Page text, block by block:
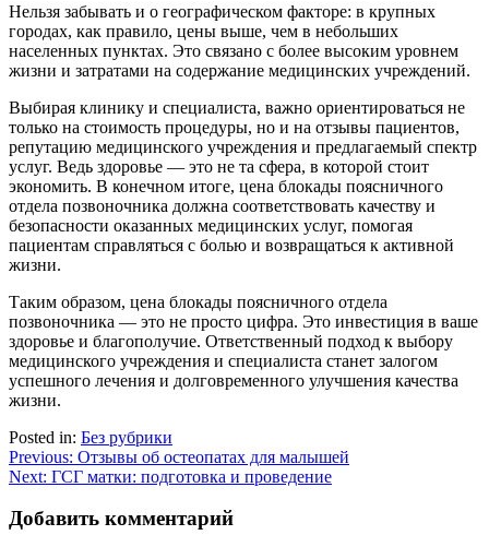
Нельзя забывать и о географическом факторе: в крупных
городах, как правило, цены выше, чем в небольших
населенных пунктах. Это связано с более высоким уровнем
жизни и затратами на содержание медицинских учреждений.
Выбирая клинику и специалиста, важно ориентироваться не
только на стоимость процедуры, но и на отзывы пациентов,
репутацию медицинского учреждения и предлагаемый спектр
услуг. Ведь здоровье — это не та сфера, в которой стоит
экономить. В конечном итоге, цена блокады поясничного
отдела позвоночника должна соответствовать качеству и
безопасности оказанных медицинских услуг, помогая
пациентам справляться с болью и возвращаться к активной
жизни.
Таким образом, цена блокады поясничного отдела
позвоночника — это не просто цифра. Это инвестиция в ваше
здоровье и благополучие. Ответственный подход к выбору
медицинского учреждения и специалиста станет залогом
успешного лечения и долговременного улучшения качества
жизни.
Posted in: Без рубрики
Навигация
по
записям
Previous: Отзывы об остеопатах для малышей
Next: ГСГ матки: подготовка и проведение
Добавить комментарий